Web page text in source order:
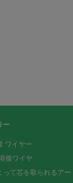
ー
ワイヤー
接ワイヤ
って芯を取られるアー